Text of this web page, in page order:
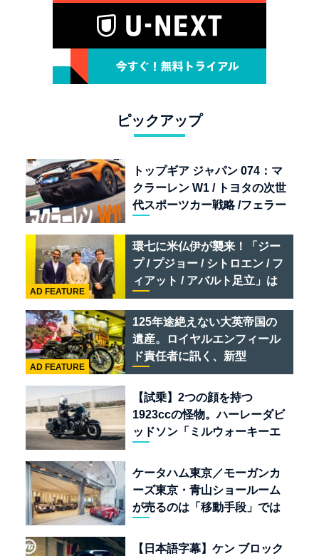
ピックアップ
トップギア ジャパン 074：マ
クラーレン W1 / トヨタの次世
代スポーツカー戦略 /フェラー
リオ /ベントレー スーパース
ポーツ
環七に米仏伊が襲来！「ジー
プ / プジョー / シトロエン / フ
ィアット / アバルト足立」は
クルマのセレクトショップで
ある
AD FEATURE
125年途絶えない大英帝国の
遺産。ロイヤルエンフィール
ド責任者に訊く、新型
「BULLET 650」と“時間の
質”を愛する理由
AD FEATURE
【試乗】2つの顔を持つ
1923ccの怪物。ハーレーダビ
ッドソン「ミルウォーキーエ
ケータハム東京／モーガンカ
ーズ東京・青山ショールーム
が売るのは「移動手段」では
【日本語字幕】ケン ブロック